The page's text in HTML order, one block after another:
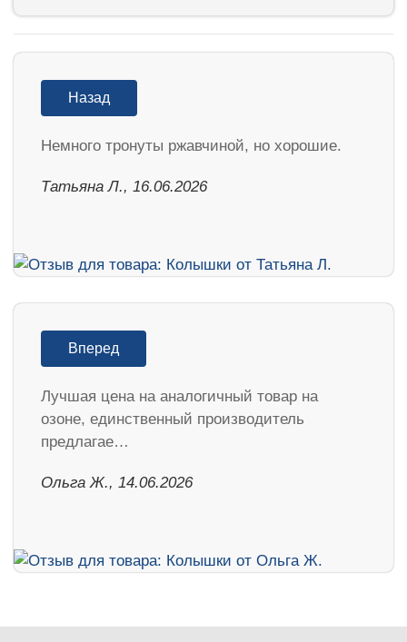
Назад
Немного тронуты ржавчиной, но хорошие.
Татьяна Л., 16.06.2026
Вперед
Лучшая цена на аналогичный товар на
озоне, единственный производитель
предлагае…
Ольга Ж., 14.06.2026